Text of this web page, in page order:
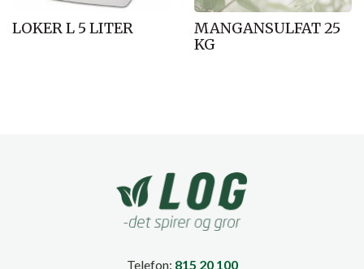
LOKER L 5 LITER
MANGANSULFAT 25
KG
Telefon: 815 20 100